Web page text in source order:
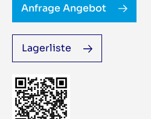
Anfrage Angebot
Lagerliste